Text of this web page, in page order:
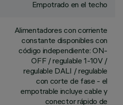
Empotrado en el techo
Alimentadores con corriente
constante disponibles con
código independiente: ON-
OFF / regulable 1-10V /
regulable DALI / regulable
con corte de fase - el
empotrable incluye cable y
conector rápido de